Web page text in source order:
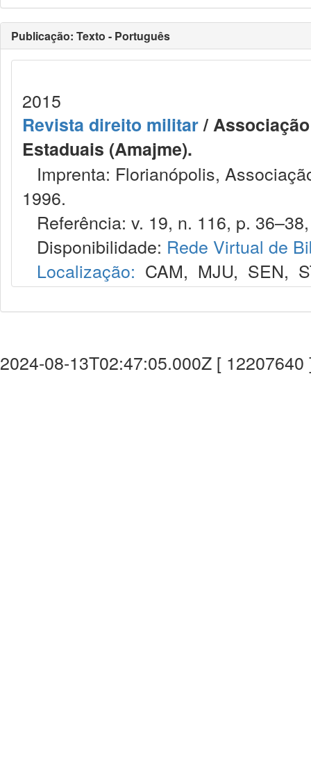
Publicação: Texto - Português
2015
Revista direito militar/
Estaduais (Amajme).
Imprenta: Florianópolis,
1996.
Referência: v. 19, n. 116, p.
Disponibilidade: Rede Virtual de
Localização: CAM, MJU, SEN,
2024-08-13T02:47:05.000Z [ 12207640